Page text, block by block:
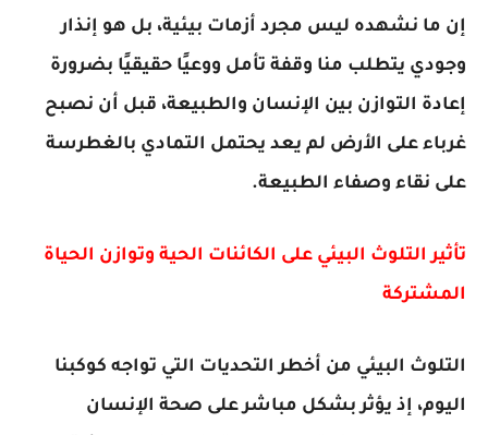
إن ما نشهده ليس مجرد أزمات بيئية، بل هو إنذار
وجودي يتطلب منا وقفة تأمل ووعيًا حقيقيًا بضرورة
إعادة التوازن بين الإنسان والطبيعة، قبل أن نصبح
غرباء على الأرض لم يعد يحتمل التمادي بالغطرسة
على نقاء وصفاء الطبيعة.
تأثير التلوث البيئي على الكائنات الحية وتوازن الحياة
المشتركة
التلوث البيئي من أخطر التحديات التي تواجه كوكبنا
اليوم، إذ يؤثر بشكل مباشر على صحة الإنسان